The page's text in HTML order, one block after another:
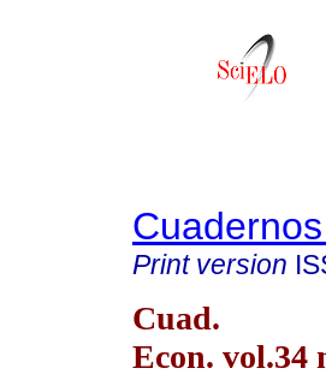
Print version
Cuad.
Econ. vol.34